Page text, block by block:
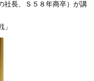
社長、Ｓ５８年商卒）が講